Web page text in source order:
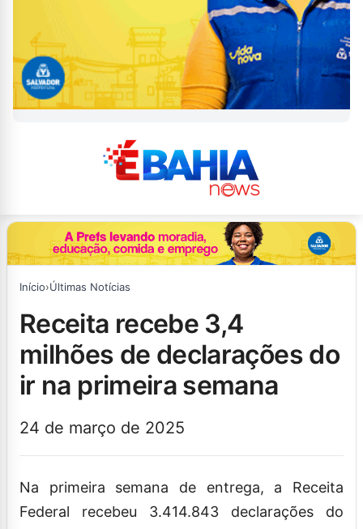
Início›Últimas Notícias
receita recebe 3,4
milhões de declarações do
ir na primeira semana
24 de março de 2025
Na primeira semana de entrega, a Receita
Federal recebeu 3.414.843 declarações do